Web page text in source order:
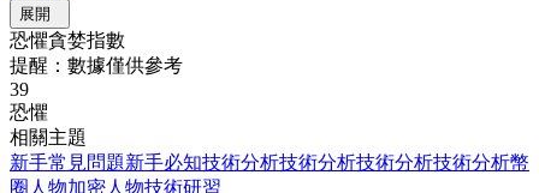
展開
恐懼貪婪指數
提醒：數據僅供參考
39
恐懼
相關主題
新手常見問題新手必知技術分析技術分析技術分析技術分析幣
圈人物加密人物技術研習